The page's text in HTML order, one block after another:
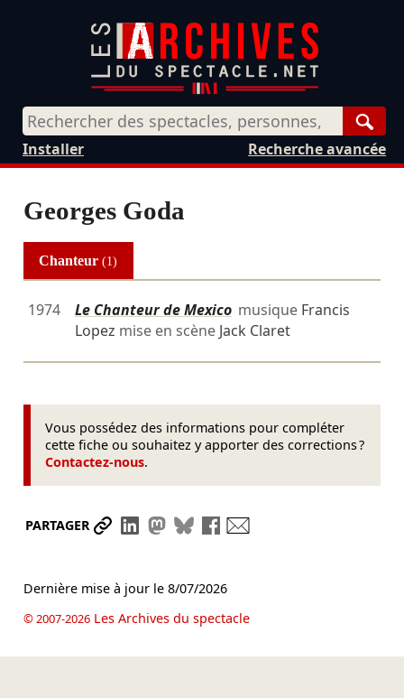
Recherche avancée
Installer
Georges Goda
Chanteur(1)
1974 Le Chanteur de Mexicomusique Francis
Lopez mise en scène Jack Claret
Vous possédez des informations pour compléter
cette fiche ou souhaitez y apporter des corrections ?
Contactez-nous.
PARTAGER Partager le lien
Partager sur LinkedIn
Partager sur Mastodon
Partager sur Bluesky
Partager sur Facebook
Dernière mise à jour le 8/07/2026
© 2007-2026Les Archives du spectacle